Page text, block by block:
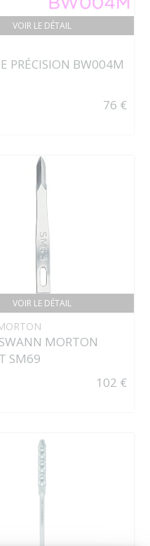
VOIR LE DÉTAIL
PRÉCISION BW004M
76 €
VOIR LE DÉTAIL
MORTON
SM69
102 €